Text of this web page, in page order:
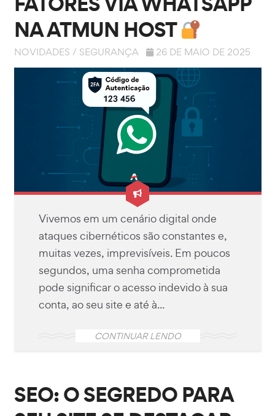
NA ATMUN HOST
NOVIDADES / SEGURANÇA 26 DE MAIO DE 2025
Vivemos em um cenário digital onde
ataques cibernéticos são constantes e,
muitas vezes, imprevisíveis. Em poucos
segundos, uma senha comprometida
pode significar o acesso indevido à sua
conta, ao seu site e até à...
CONTINUAR LENDO
SEO: O SEGREDO PARA